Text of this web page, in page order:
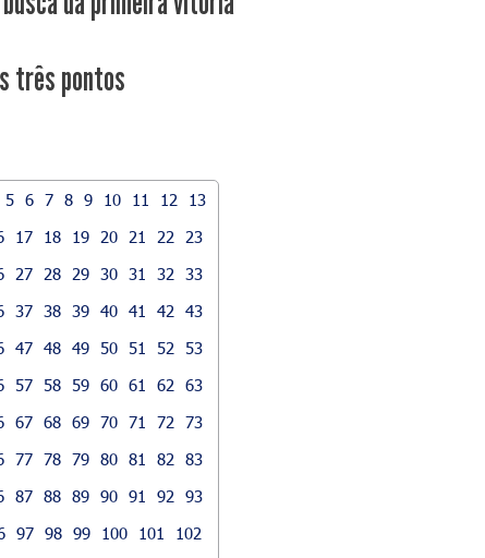
três pontos
5 6 7 8 9 10 11 12
13
17 18 19 20 21 22
23
27 28 29 30 31 32
33
37 38 39 40 41 42
43
47 48 49 50 51 52
53
57 58 59 60 61 62
63
67 68 69 70 71 72
73
77 78 79 80 81 82
83
87 88 89 90 91 92
93
97 98 99 100 101
102